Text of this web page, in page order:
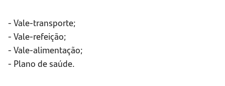
- Vale-transporte;
- Vale-refeição;
- Vale-alimentação;
- Plano de saúde.